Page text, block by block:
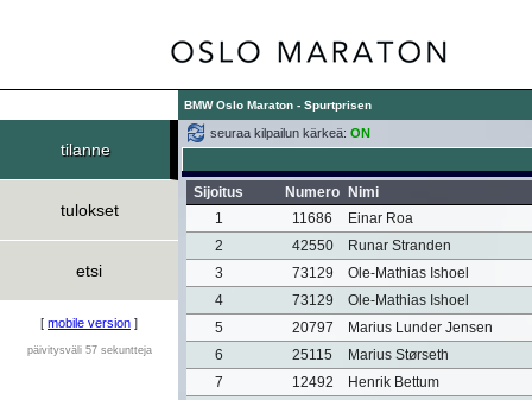
BMW Oslo Maraton - Spurtprisen
tilanne
tulokset
etsi
[ mobile version ]
päivitysväli 57 sekuntteja
seuraa kilpailun kärkeä: ON
Sijoitus Numero
Nimi
1
11686
Einar Roa
2
42550
Runar Stranden
3
73129
Ole-Mathias Ishoel
4
73129
Ole-Mathias Ishoel
5
20797
Marius Lunder Jensen
6
25115
Marius Størseth
7
12492
Henrik Bettum